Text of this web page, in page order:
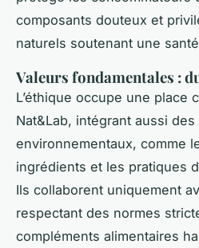
composants douteux et
naturels soutenant une
Valeurs fondamentales :
L’éthique occupe une place
Nat&Lab, intégrant aussi
environnementaux, comme
ingrédients et les pratiques
Ils collaborent uniquement
respectant des normes
compléments alimentaires